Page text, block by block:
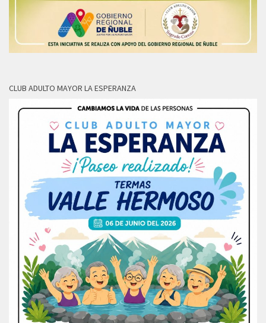
CLUB ADULTO MAYOR LA ESPERANZA